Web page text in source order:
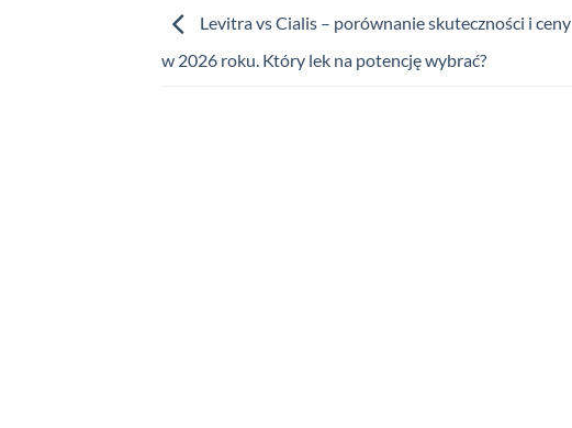
Levitra vs Cialis – porównanie skuteczności i ceny
w 2026 roku. Który lek na potencję wybrać?